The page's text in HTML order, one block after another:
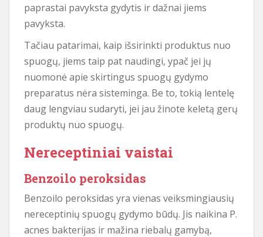
paprastai pavyksta gydytis ir dažnai jiems
pavyksta.
Tačiau patarimai, kaip išsirinkti produktus nuo
spuogų, jiems taip pat naudingi, ypač jei jų
nuomonė apie skirtingus spuogų gydymo
preparatus nėra sisteminga. Be to, tokią lentelę
daug lengviau sudaryti, jei jau žinote keletą gerų
produktų nuo spuogų.
Nereceptiniai vaistai
Benzoilo peroksidas
Benzoilo peroksidas yra vienas veiksmingiausių
nereceptinių spuogų gydymo būdų. Jis naikina P.
acnes bakterijas ir mažina riebalų gamybą,